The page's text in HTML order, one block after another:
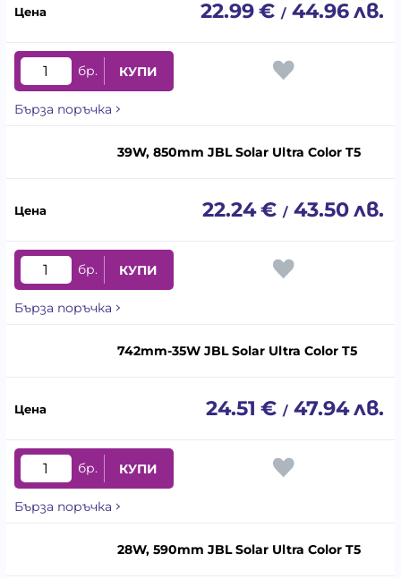
22.99€ / 44.96лв.
бр. КУПИ
Бърза поръчка
39W, 850mm JBL Solar Ultra Color T5
22.24€ / 43.50лв.
бр. КУПИ
Бърза поръчка
742mm-35W JBL Solar Ultra Color T5
24.51 € / 47.94лв.
бр. КУПИ
Бърза поръчка
28W, 590mm JBL Solar Ultra Color T5